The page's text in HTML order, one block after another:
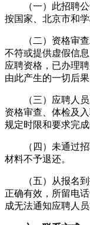
（一）此招聘公
按国家、北京市和学
（二）资格审查
不符或提供虚假信
应聘资格，已办理
由此产生的一切后果
（三）应聘人员
资格审查、体检及
规定时限和要求完
（四）未通过招
材料不予退还。
（五）从报名到
正确有效，所留电
成无法通知应聘人